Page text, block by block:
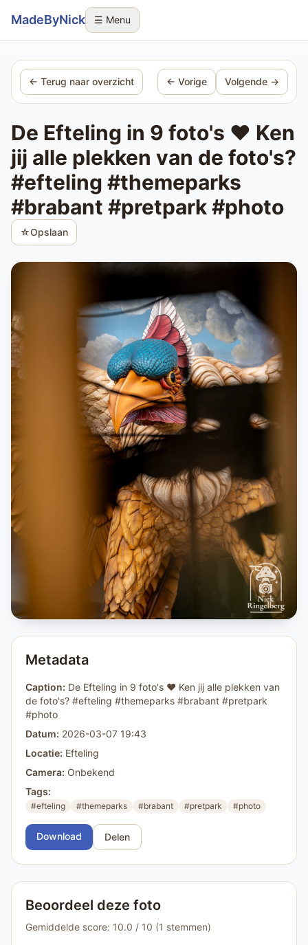
Sla navigatie over
MadeByNick ☰ Menu
← Terug naar overzicht ← Vorige Volgende →
De Efteling in 9 foto's ❤️ Ken
jij alle plekken van de foto's?
#efteling #themeparks
#brabant #pretpark #photo
☆Opslaan
Metadata
Caption: De Efteling in 9 foto's ❤️ Ken jij alle plekken van
de foto's? #efteling #themeparks #brabant #pretpark
#photo
Datum: 2026-03-07 19:43
Locatie: Efteling
Camera: Onbekend
Tags:
#efteling #themeparks #brabant #pretpark #photo
Download Delen
Beoordeel deze foto
Gemiddelde score: 10.0 / 10 (1 stemmen)